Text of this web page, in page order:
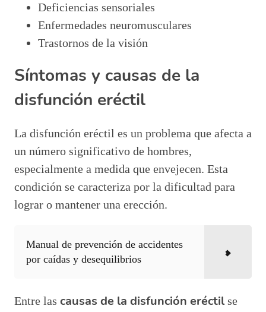
Deficiencias sensoriales
Enfermedades neuromusculares
Trastornos de la visión
Síntomas y causas de la
disfunción eréctil
La disfunción eréctil es un problema que afecta a
un número significativo de hombres,
especialmente a medida que envejecen. Esta
condición se caracteriza por la dificultad para
lograr o mantener una erección.
Manual de prevención de accidentes
por caídas y desequilibrios
Entre las causas de la disfunción eréctilse